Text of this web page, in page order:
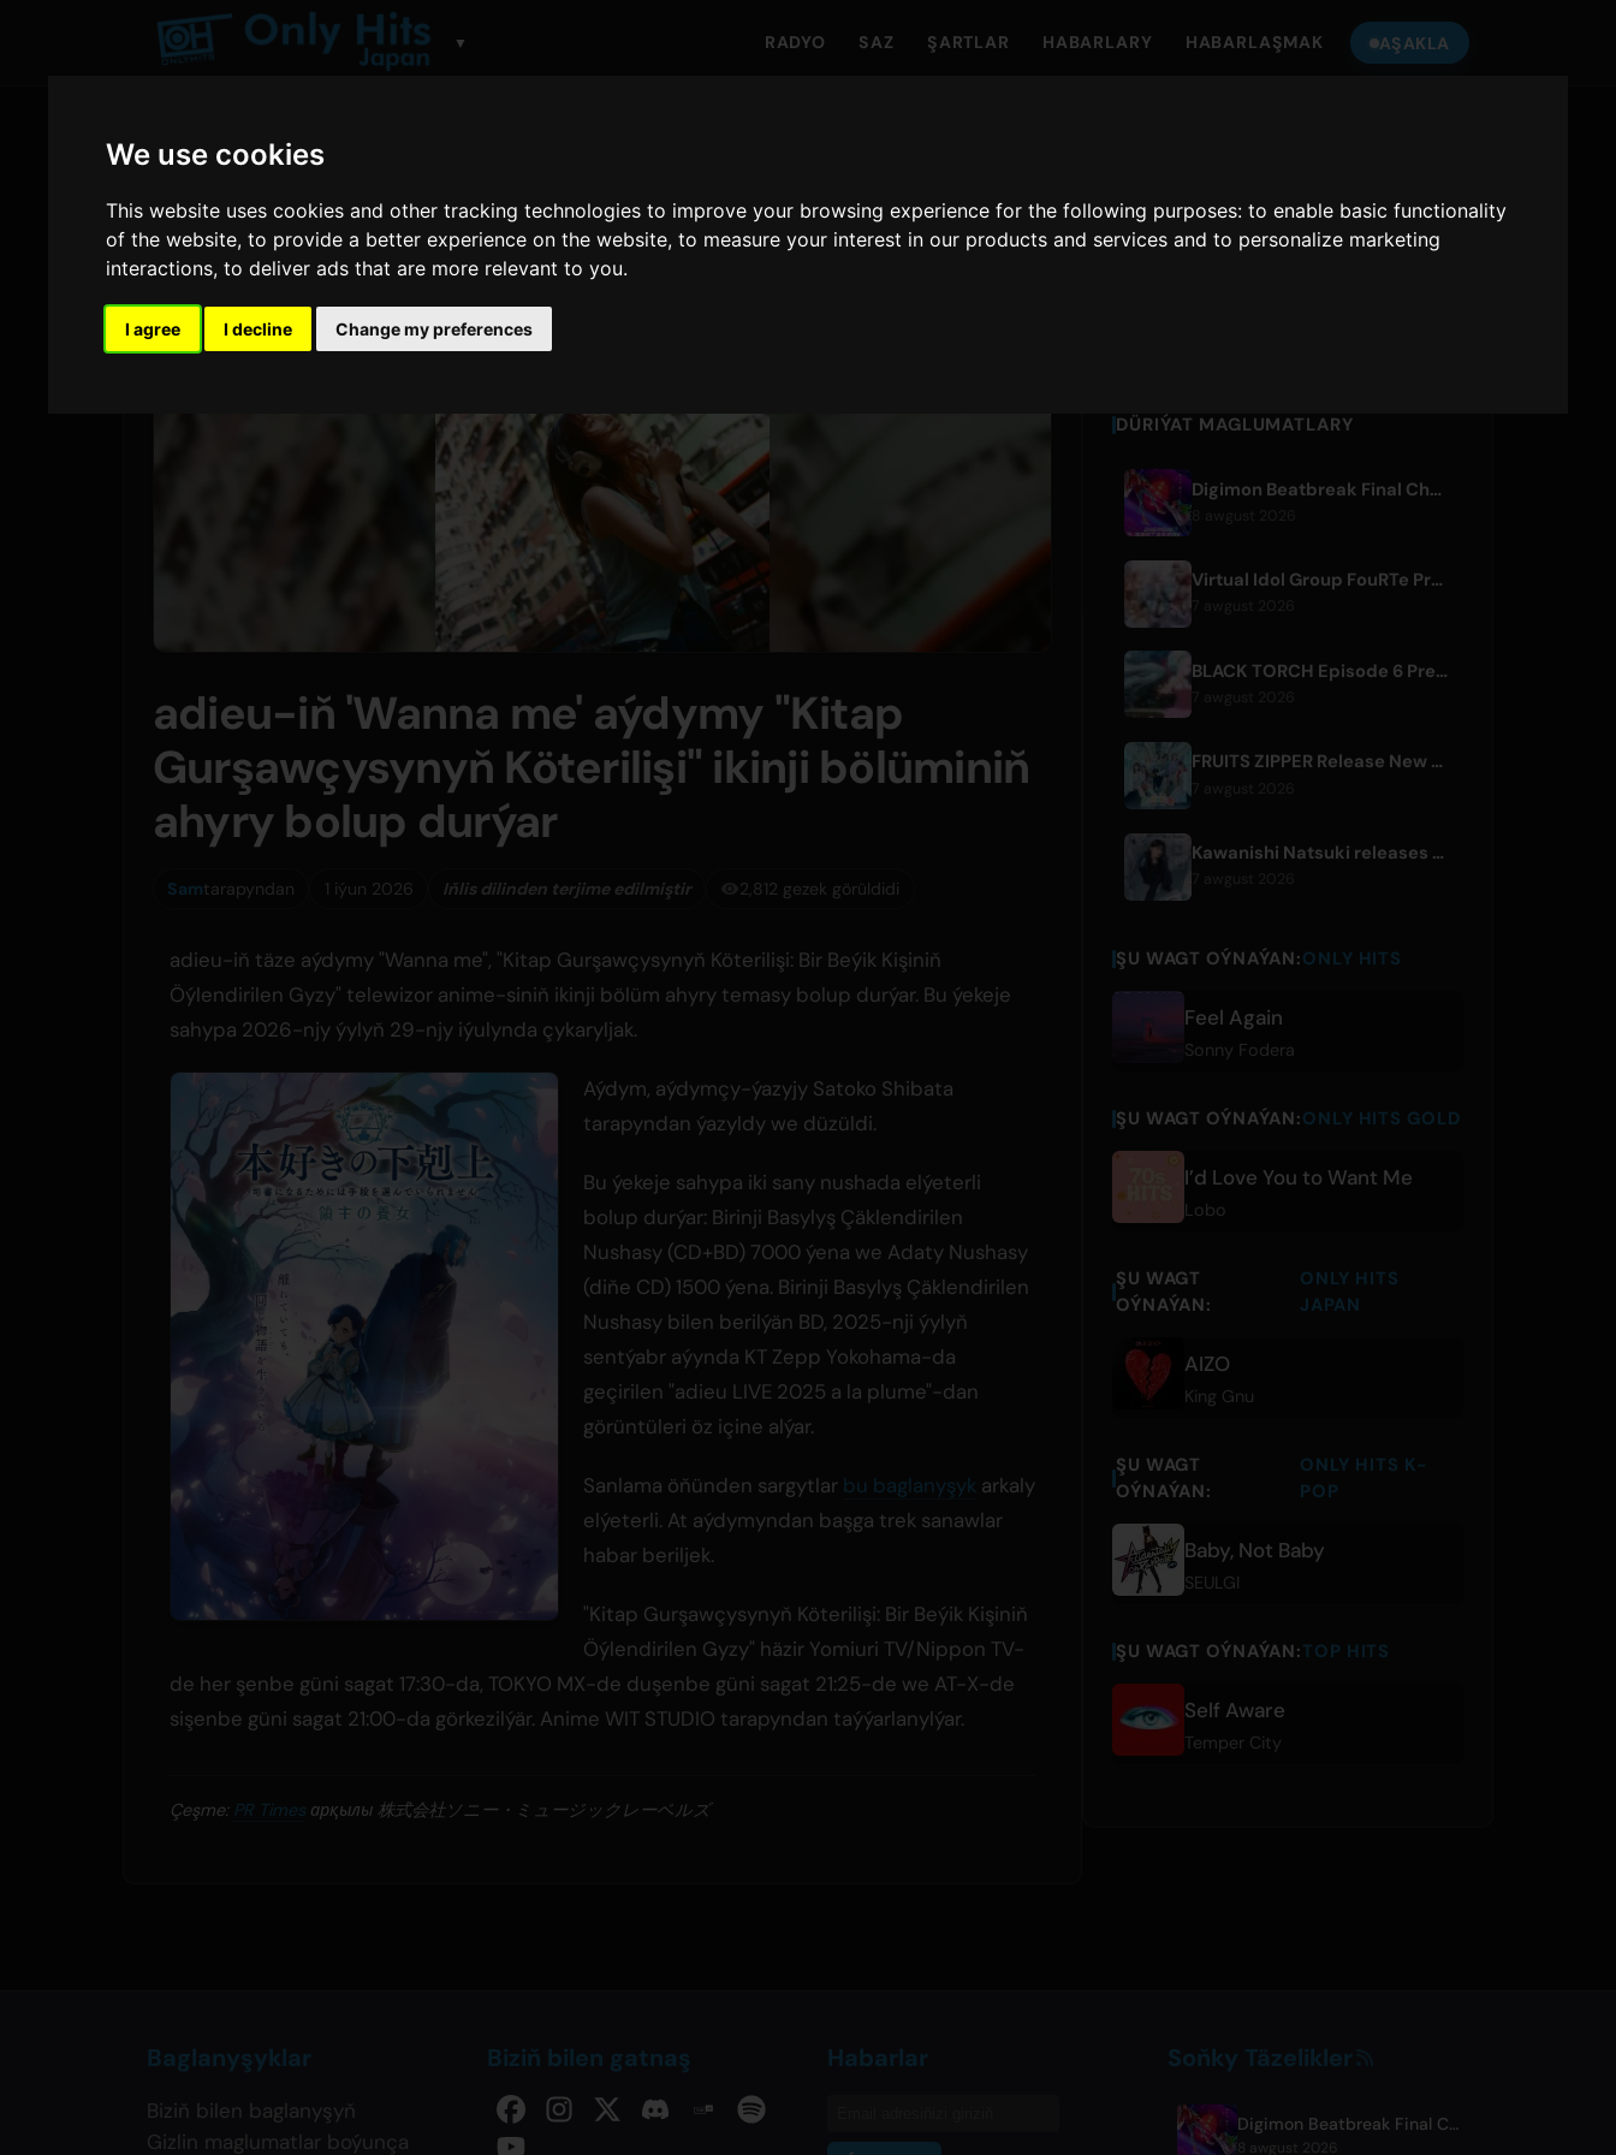
We use cookies
This website uses cookies and other tracking technologies to improve your browsing experience for the following purposes:to enable basic functionality
of the website,to provide a better experience on the website,to measure your interest in our products and services and to personalize marketing
interactions,to deliver ads that are more relevant to you.
I agree I decline Change my preferences
▼ RADYO SAZ ŞARTLAR HABARLARY HABARLAŞMAK AŞAKLA
adieu-iň 'Wanna me' aýdymy "Kitap
Gurşawçysynyň Köterilişi" ikinji bölüminiň
ahyry bolup durýar
Samtarapyndan 1 iýun 2026 Iňlis dilinden terjime edilmiştir 2,812 gezek görüldidi
adieu-iň täze aýdymy "Wanna me", "Kitap Gurşawçysynyň Köterilişi: Bir Beýik Kişiniň
Öýlendirilen Gyzy" telewizor anime-siniň ikinji bölüm ahyry temasy bolup durýar. Bu ýekeje
sahypa 2026-njy ýylyň 29-njy iýulynda çykaryljak.
Aýdym, aýdymçy-ýazyjy Satoko Shibata
tarapyndan ýazyldy we düzüldi.
Bu ýekeje sahypa iki sany nushada elýeterli
bolup durýar: Birinji Basylyş Çäklendirilen
Nushasy (CD+BD) 7000 ýena we Adaty Nushasy
(diňe CD) 1500 ýena. Birinji Basylyş Çäklendirilen
Nushasy bilen berilýän BD, 2025-nji ýylyň
sentýabr aýynda KT Zepp Yokohama-da
geçirilen "adieu LIVE 2025 a la plume"-dan
görüntüleri öz içine alýar.
Sanlama öňünden sargytlar bu baglanyşyk arkaly
elýeterli. At aýdymyndan başga trek sanawlar
habar beriljek.
"Kitap Gurşawçysynyň Köterilişi: Bir Beýik Kişiniň
Öýlendirilen Gyzy" häzir Yomiuri TV/Nippon TV-
de her şenbe güni sagat 17:30-da, TOKYO MX-de duşenbe güni sagat 21:25-de we AT-X-de
sişenbe güni sagat 21:00-da görkezilýär. Anime WIT STUDIO tarapyndan taýýarlanylýar.
Çeşme: PR Times арқылы 株式会社ソニー・ミュージックレーベルズ
DÜRIÝAT MAGLUMATLARY
Digimon Beatbreak Final Chapter Premieres August 9, Free Episode Batch on YouTube
8 awgust 2026
Virtual Idol Group FouRTe Project Debuts with 'ALL IN' Album Produced by m-flo's ☆Taku Takahashi
7 awgust 2026
BLACK TORCH Episode 6 Preview and Streaming Details
FRUITS ZIPPER Release New Collaboration Song '1,2,3,FOOOOUR'
Kawanishi Natsuki releases digital single 'Sayonara wa Ichiban Kirei na Atashi de'
ŞU WAGT OÝNAÝAN:ONLY HITS
Feel Again
Sonny Fodera
ŞU WAGT OÝNAÝAN:ONLY HITS GOLD
I’d Love You to Want Me
Lobo
ŞU WAGT
OÝNAÝAN:
ONLY HITS
JAPAN
AIZO
King Gnu
ŞU WAGT
OÝNAÝAN:
ONLY HITS K-
POP
Baby, Not Baby
SEULGI
ŞU WAGT OÝNAÝAN:TOP HITS
Self Aware
Temper City
Baglanyşyklar
Biziň bilen baglanyşyň
Gizlin maglumatlar boýunça
Biziň bilen gatnaş Habarlar Soňky Täzelikler
Digimon Beatbreak Final Chapter Premieres August 9, Free Episode Batch on YouTube
8 awgust 2026